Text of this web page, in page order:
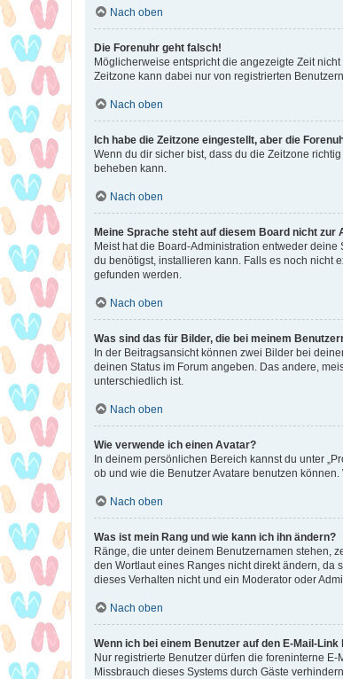
Nach oben
Die Forenuhr geht falsch!
Möglicherweise entspricht die angezeigte Zeit
Zeitzone kann dabei nur von registrierten
Nach oben
Ich habe die Zeitzone eingestellt, aber die
Wenn du dir sicher bist, dass du die Zeitzone
beheben kann.
Nach oben
Meine Sprache steht auf diesem Board nicht zur
Meist hat die Board-Administration entweder
du benötigst, installieren kann. Falls es noch nicht
gefunden werden.
Nach oben
Was sind das für Bilder, die bei meinem
In der Beitragsansicht können zwei Bilder bei
deinen Status im Forum angeben. Das andere,
unterschiedlich ist.
Nach oben
Wie verwende ich einen Avatar?
In deinem persönlichen Bereich kannst du unter
ob und wie die Benutzer Avatare benutzen
Nach oben
Was ist mein Rang und wie kann ich ihn ändern?
Ränge, die unter deinem Benutzernamen stehen,
den Wortlaut eines Ranges nicht direkt ändern,
dieses Verhalten nicht und ein Moderator oder
Nach oben
Wenn ich bei einem Benutzer auf den E-Mail-
Nur registrierte Benutzer dürfen die foreninterne
Missbrauch dieses Systems durch Gäste